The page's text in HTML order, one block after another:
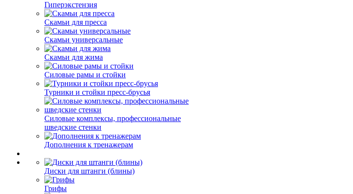
Гиперэкстензия
Скамьи для пресса
Скамьи универсальные
Скамьи для жима
Силовые рамы и стойки
Турники и стойки пресс-брусья
Силовые комплексы, профессиональные
шведские стенки
Дополнения к тренажерам
Диски для штанги (блины)
Грифы